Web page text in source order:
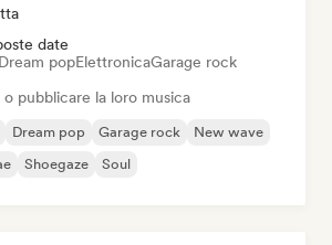
date
Dream popElettronicaGarage rock
pubblicare la loro musica
Dream pop Garage rock
New wave
Shoegaze Soul